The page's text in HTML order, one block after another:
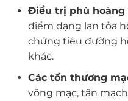
Điều trị phù hoàng
điểm dạng lan tỏa
chứng tiểu đường
khác.
Các tổn thương
võng mạc, tân